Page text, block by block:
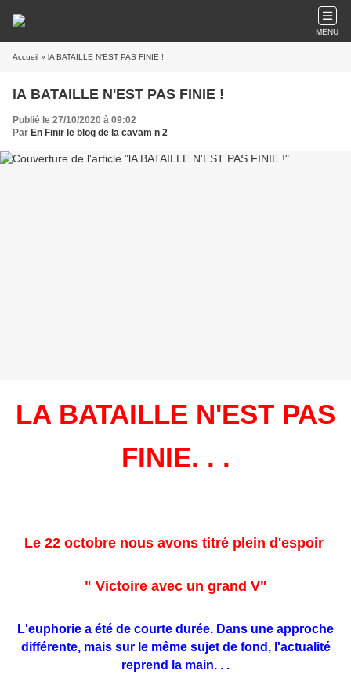
MENU
Accueil » lA BATAILLE N'EST PAS FINIE !
lA BATAILLE N'EST PAS FINIE !
Publié le 27/10/2020 à 09:02
Par En Finir le blog de la cavam n 2
LA BATAILLE N'EST PAS
FINIE. . .
Le 22 octobre nous avons titré plein d'espoir
" Victoire avec un grand V"
L'euphorie a été de courte durée. Dans une approche
différente, mais sur le même sujet de fond, l'actualité
reprend la main. . .